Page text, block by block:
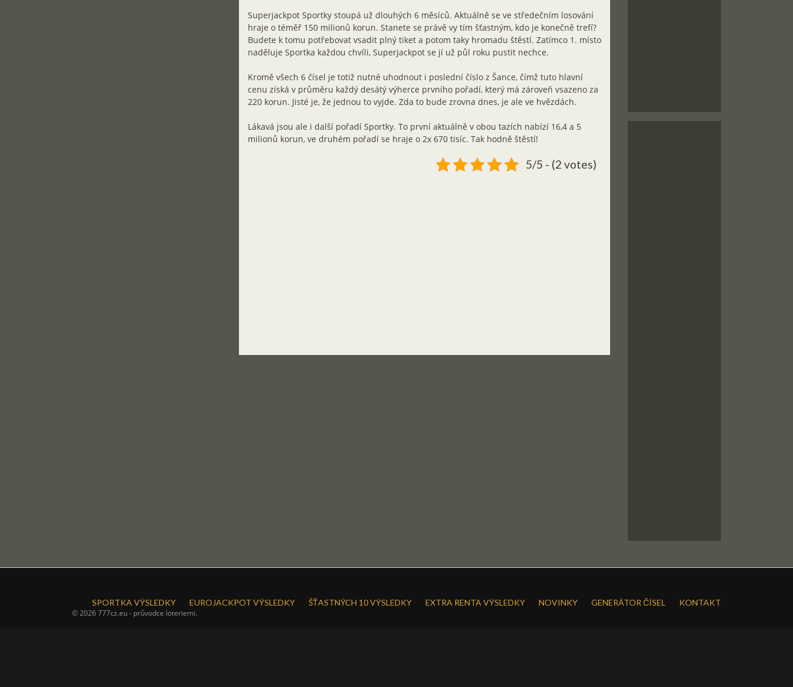
Superjackpot Sportky stoupá už dlouhých 6 měsíců. Aktuálně se ve středečním losování
hraje o téměř 150 milionů korun. Stanete se právě vy tím šťastným, kdo je konečně trefí?
Budete k tomu potřebovat vsadit plný tiket a potom taky hromadu štěstí. Zatímco 1. místo
naděluje Sportka každou chvíli, Superjackpot se jí už půl roku pustit nechce.
Kromě všech 6 čísel je totiž nutné uhodnout i poslední číslo z Šance, čímž tuto hlavní
cenu získá v průměru každý desátý výherce prvního pořadí, který má zároveň vsazeno za
220 korun. Jisté je, že jednou to vyjde. Zda to bude zrovna dnes, je ale ve hvězdách.
Lákavá jsou ale i další pořadí Sportky. To první aktuálně v obou tazích nabízí 16,4 a 5
milionů korun, ve druhém pořadí se hraje o 2x 670 tisíc. Tak hodně štěstí!
5/5 - (2 votes)
SPORTKA VÝSLEDKY EUROJACKPOT VÝSLEDKY ŠŤASTNÝCH 10 VÝSLEDKY EXTRA RENTA VÝSLEDKY NOVINKY GENERÁTOR ČÍSEL
KONTAKT
© 2026 777cz.eu - průvodce loteriemi.